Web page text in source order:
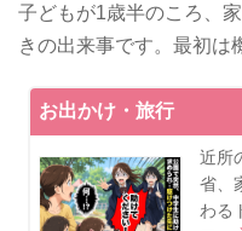
子どもが1歳半のころ、
きの出来事です。最初
お出かけ・旅行
近所
省、
わる